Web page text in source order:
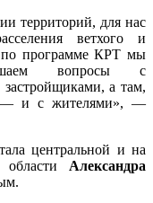
территорий, для нас
ветхого и
по программе КРТ мы
вопросы с
а там,
— и с жителями», —
центральной и на
области Александра